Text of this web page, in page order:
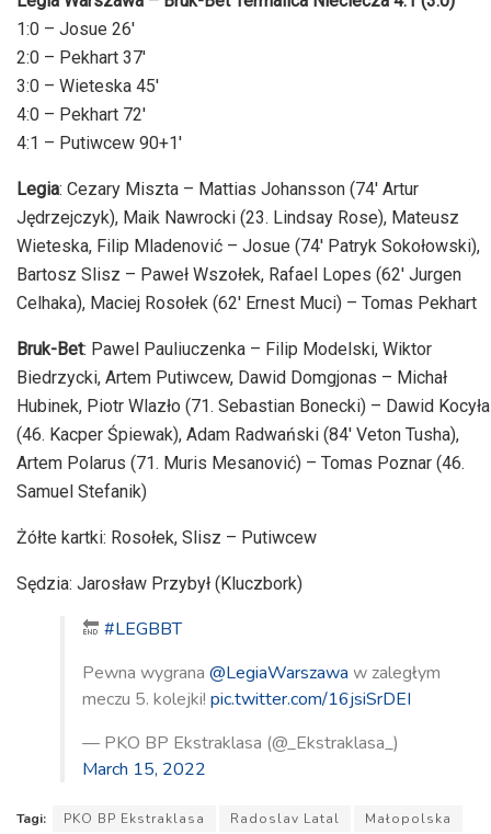
1:0 – Josue 26′
2:0 – Pekhart 37′
3:0 – Wieteska 45′
4:0 – Pekhart 72′
4:1 – Putiwcew 90+1′
Legia: Cezary Miszta – Mattias Johansson (74′ Artur
Jędrzejczyk), Maik Nawrocki (23. Lindsay Rose), Mateusz
Wieteska, Filip Mladenović – Josue (74′ Patryk Sokołowski),
Bartosz Slisz – Paweł Wszołek, Rafael Lopes (62′ Jurgen
Celhaka), Maciej Rosołek (62′ Ernest Muci) – Tomas Pekhart
Bruk-Bet: Pawel Pauliuczenka – Filip Modelski, Wiktor
Biedrzycki, Artem Putiwcew, Dawid Domgjonas – Michał
Hubinek, Piotr Wlazło (71. Sebastian Bonecki) – Dawid Kocyła
(46. Kacper Śpiewak), Adam Radwański (84′ Veton Tusha),
Artem Polarus (71. Muris Mesanović) – Tomas Poznar (46.
Samuel Stefanik)
Żółte kartki: Rosołek, Slisz – Putiwcew
Sędzia: Jarosław Przybył (Kluczbork)
🔚 #LEGBBT
Pewna wygrana @LegiaWarszawa w zaległym
meczu 5. kolejki! pic.twitter.com/16jsiSrDEI
— PKO BP Ekstraklasa (@_Ekstraklasa_)
March 15, 2022
Tagi: PKO BP Ekstraklasa Radoslav Latal Małopolska